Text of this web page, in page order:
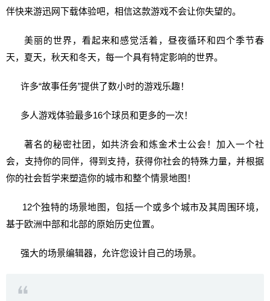
伴快来游迅网下载体验吧，相信这款游戏不会让你失望的。
美丽的世界，看起来和感觉活着，昼夜循环和四个季节春
天，夏天，秋天和冬天，每一个具有特定影响的世界。
许多“故事任务”提供了数小时的游戏乐趣！
多人游戏体验最多16个球员和更多的一次！
著名的秘密社团，如共济会和炼金术士公会！加入一个社
会，支持你的同伴，得到支持，获得你社会的特殊力量，并根据
你的社会哲学来塑造你的城市和整个情景地图！
12个独特的场景地图，包括一个或多个城市及其周围环境，
基于欧洲中部和北部的原始历史位置。
强大的场景编辑器，允许您设计自己的场景。